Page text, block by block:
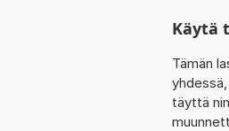
Käytä
Tämän
täyttä